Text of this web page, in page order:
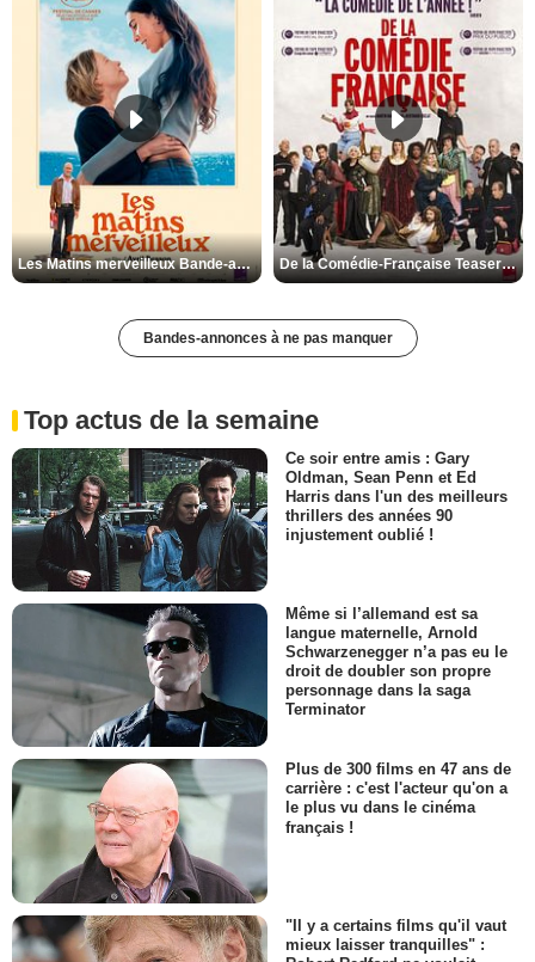
Les Matins merveilleux Bande-annonce VF De la Comédie-Française Teaser VF
Bandes-annonces à ne pas manquer
Top actus de la semaine
Ce soir entre amis : Gary
Oldman, Sean Penn et Ed
Harris dans l'un des meilleurs
thrillers des années 90
injustement oublié !
Même si l’allemand est sa
langue maternelle, Arnold
Schwarzenegger n’a pas eu le
droit de doubler son propre
personnage dans la saga
Terminator
Plus de 300 films en 47 ans de
carrière : c'est l'acteur qu'on a
le plus vu dans le cinéma
français !
"Il y a certains films qu'il vaut
mieux laisser tranquilles" :